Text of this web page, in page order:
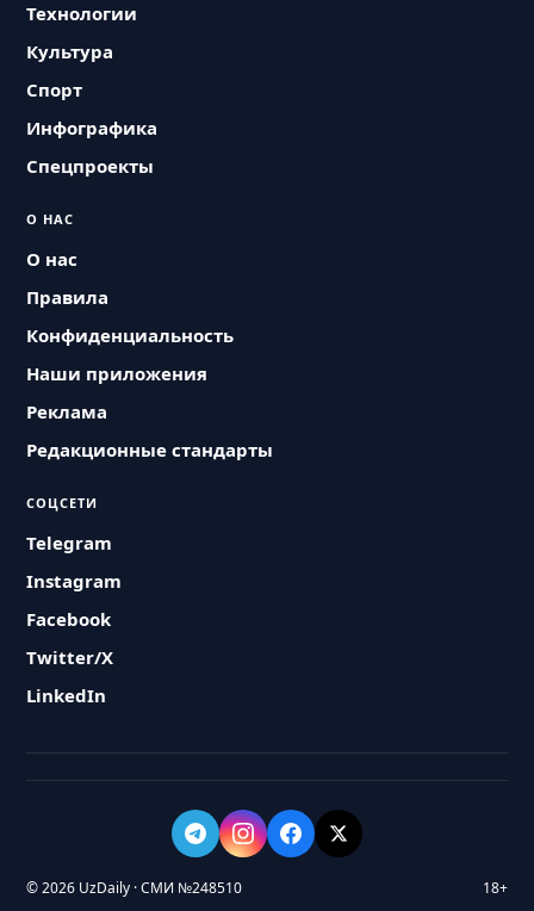
Технологии
Культура
Спорт
Инфографика
Спецпроекты
О НАС
О нас
Правила
Конфиденциальность
Наши приложения
Реклама
Редакционные стандарты
СОЦСЕТИ
Telegram
Instagram
Facebook
Twitter/X
LinkedIn
© 2026 UzDaily · СМИ №248510 18+